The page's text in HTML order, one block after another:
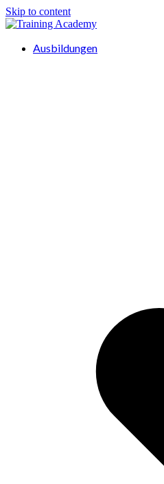
Skip to content
Ausbildungen